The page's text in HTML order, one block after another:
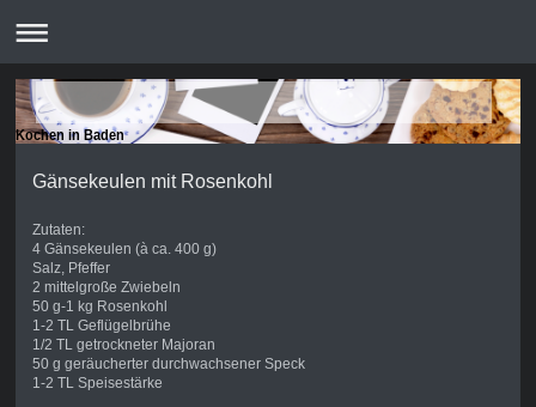
Kochen in Baden
Gänsekeulen mit Rosenkohl
Zutaten:
4 Gänsekeulen (à ca. 400 g)
Salz, Pfeffer
2 mittelgroße Zwiebeln
50 g-1 kg Rosenkohl
1-2 TL Geflügelbrühe
1/2 TL getrockneter Majoran
50 g geräucherter durchwachsener Speck
1-2 TL Speisestärke